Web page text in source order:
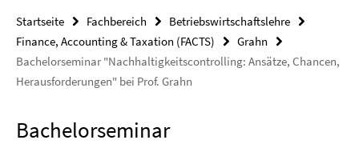
Startseite Fachbereich
Betriebswirtschaftslehre
Finance, Accounting & Taxation (FACTS)
Grahn
Bachelorseminar "Nachhaltigkeitscontrolling: Ansätze, Chancen,
Herausforderungen" bei Prof. Grahn
Bachelorseminar